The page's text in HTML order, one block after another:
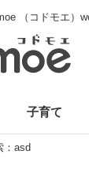
（コドモエ）
子育て
：asd